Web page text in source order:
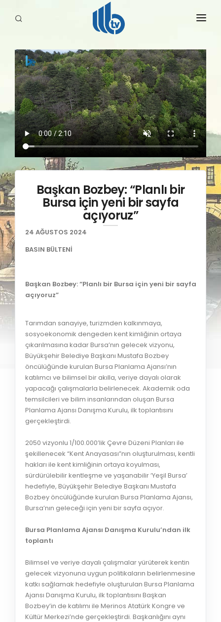
HABERLER
YAYINLARIMIZ
Başkan Bozbey: “Planlı bir
Bursa için yeni bir sayfa
açıyoruz”
24 AĞUSTOS 2024
BASIN BÜLTENİ
Başkan Bozbey: “Planlı bir Bursa için yeni bir sayfa
açıyoruz”
Tarımdan sanayiye, turizmden kalkınmaya,
sosyoekonomik dengeden kent kimliğinin ortaya
çıkarılmasına kadar Bursa’nın gelecek vizyonu,
Büyükşehir Belediye Başkanı Mustafa Bozbey
öncülüğünde kurulan Bursa Planlama Ajansı’nın
katılımcı ve bilimsel bir akılla, veriye dayalı olarak
yapacağı çalışmalarla belirlenecek. Akademik oda
temsilcileri ve bilim insanlarından oluşan Bursa
Planlama Ajansı Danışma Kurulu, ilk toplantısını
gerçekleştirdi.
2050 vizyonlu 1/100.000’lik Çevre Düzeni Planları ile
şekillenecek “Kent Anayasası”nın oluşturulması, kentli
hakları ile kent kimliğinin ortaya koyulması,
sürdürülebilir kentleşme ve yaşanabilir ‘Yeşil Bursa’
hedefiyle, Büyükşehir Belediye Başkanı Mustafa
Bozbey öncülüğünde kurulan Bursa Planlama Ajansı,
Bursa’nın geleceği için yeni bir sayfa açıyor.
Bursa Planlama Ajansı Danışma Kurulu’ndan ilk
toplantı
Bilimsel ve veriye dayalı çalışmalar yürüterek kentin
gelecek vizyonuna uygun politikaların belirlenmesine
katkı sağlamak hedefiyle oluşturulan Bursa Planlama
Ajansı Danışma Kurulu, ilk toplantısını Başkan
Bozbey’in de katılımı ile Merinos Atatürk Kongre ve
Kültür Merkezi’nde gerçekleştirdi. Başkanlığını aynı